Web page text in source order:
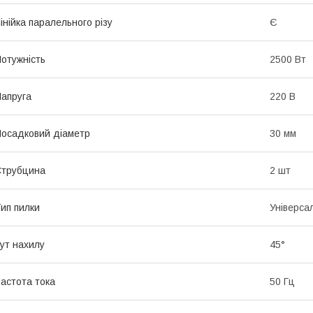
паралельного різу Є
2500 Вт
220 В
діаметр 30 мм
2 шт
пилки
нахилу 45°
тока 50 Гц